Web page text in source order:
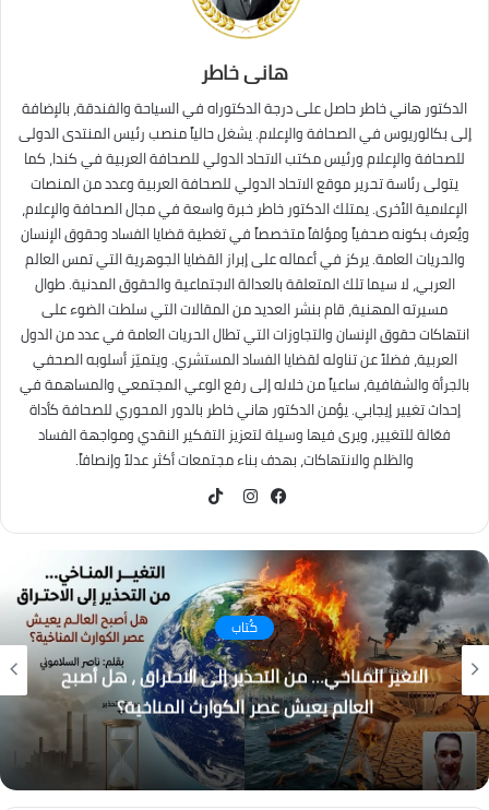
هانى خاطر
الدكتور هاني خاطر حاصل على درجة الدكتوراه في السياحة والفندقة، بالإضافة
إلى بكالوريوس في الصحافة والإعلام. يشغل حالياً منصب رئيس المنتدى الدولى
للصحافة والإعلام ورئيس مكتب الاتحاد الدولي للصحافة العربية في كندا، كما
يتولى رئاسة تحرير موقع الاتحاد الدولي للصحافة العربية وعدد من المنصات
الإعلامية الأخرى. يمتلك الدكتور خاطر خبرة واسعة في مجال الصحافة والإعلام،
ويُعرف بكونه صحفياً ومؤلفاً متخصصاً في تغطية قضايا الفساد وحقوق الإنسان
والحريات العامة. يركز في أعماله على إبراز القضايا الجوهرية التي تمس العالم
العربي، لا سيما تلك المتعلقة بالعدالة الاجتماعية والحقوق المدنية. طوال
مسيرته المهنية، قام بنشر العديد من المقالات التي سلطت الضوء على
انتهاكات حقوق الإنسان والتجاوزات التي تطال الحريات العامة في عدد من الدول
العربية، فضلاً عن تناوله لقضايا الفساد المستشري. ويتميّز أسلوبه الصحفي
بالجرأة والشفافية، ساعياً من خلاله إلى رفع الوعي المجتمعي والمساهمة في
إحداث تغيير إيجابي. يؤمن الدكتور هاني خاطر بالدور المحوري للصحافة كأداة
فعّالة للتغيير، ويرى فيها وسيلة لتعزيز التفكير النقدي ومواجهة الفساد
والظلم والانتهاكات، بهدف بناء مجتمعات أكثر عدلاً وإنصافاً.
كُتاب
التغير المناخي… من التحذير إلى الاحتراق ، هل أصبح
العالم يعيش عصر الكوارث المناخية؟